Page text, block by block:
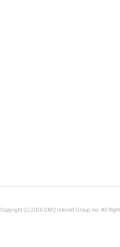
Copyright (c) 2026 GMO Internet Group, Inc. All